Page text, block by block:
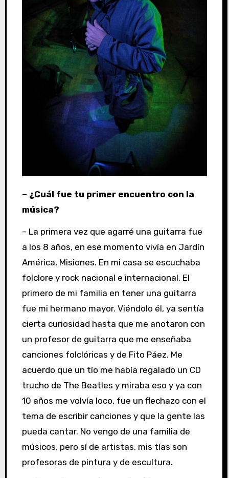
– ¿Cuál fue tu primer encuentro con la
música?
– La primera vez que agarré una guitarra fue
a los 8 años, en ese momento vivía en Jardín
América, Misiones. En mi casa se escuchaba
folclore y rock nacional e internacional. El
primero de mi familia en tener una guitarra
fue mi hermano mayor. Viéndolo él, ya sentía
cierta curiosidad hasta que me anotaron con
un profesor de guitarra que me enseñaba
canciones folclóricas y de Fito Páez. Me
acuerdo que un tío me había regalado un CD
trucho de The Beatles y miraba eso y ya con
10 años me volvía loco, fue un flechazo con el
tema de escribir canciones y que la gente las
pueda cantar. No vengo de una familia de
músicos, pero sí de artistas, mis tías son
profesoras de pintura y de escultura.